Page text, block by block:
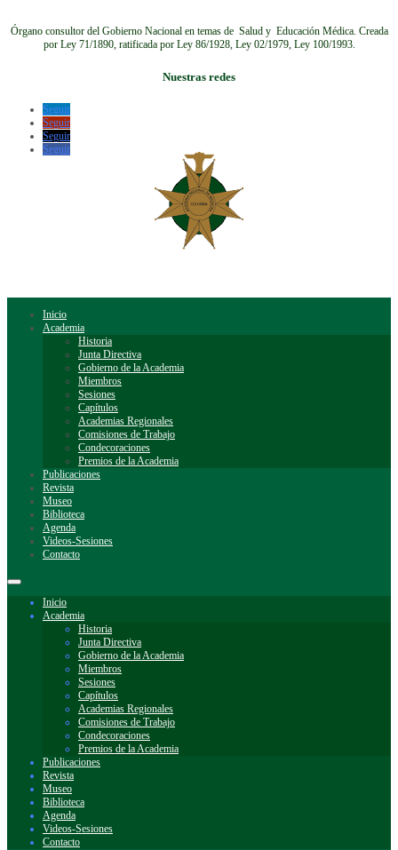
Órgano consultor del Gobierno Nacional en temas de Salud y Educación Médica. Creada
por Ley 71/1890, ratificada por Ley 86/1928, Ley 02/1979, Ley 100/1993.
Nuestras redes
Seguir
Seguir
Seguir
Seguir
Inicio
Academia
Historia
Junta Directiva
Gobierno de la Academia
Miembros
Sesiones
Capítulos
Academias Regionales
Comisiones de Trabajo
Condecoraciones
Premios de la Academia
Publicaciones
Revista
Museo
Biblioteca
Agenda
Videos-Sesiones
Contacto
Inicio
Academia
Historia
Junta Directiva
Gobierno de la Academia
Miembros
Sesiones
Capítulos
Academias Regionales
Comisiones de Trabajo
Condecoraciones
Premios de la Academia
Publicaciones
Revista
Museo
Biblioteca
Agenda
Videos-Sesiones
Contacto